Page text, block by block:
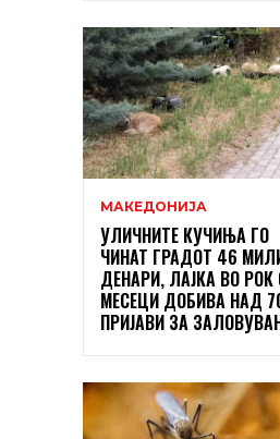
МАКЕДОНИЈА
УЛИЧНИТЕ КУЧИЊА ГО
ЧИНАТ ГРАДОТ 46
ДЕНАРИ, ЛАЈКА ВО
МЕСЕЦИ ДОБИВА НАД
ПРИЈАВИ ЗА